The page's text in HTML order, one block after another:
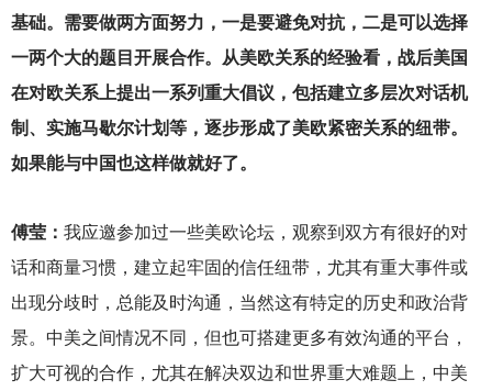
基础。需要做两方面努力，一是要避免对抗，二是可以选择
一两个大的题目开展合作。从美欧关系的经验看，战后美国
在对欧关系上提出一系列重大倡议，包括建立多层次对话机
制、实施马歇尔计划等，逐步形成了美欧紧密关系的纽带。
如果能与中国也这样做就好了。
傅莹： 我应邀参加过一些美欧论坛，观察到双方有很好的对
话和商量习惯，建立起牢固的信任纽带，尤其有重大事件或
出现分歧时，总能及时沟通，当然这有特定的历史和政治背
景。中美之间情况不同，但也可搭建更多有效沟通的平台，
扩大可视的合作，尤其在解决双边和世界重大难题上，中美